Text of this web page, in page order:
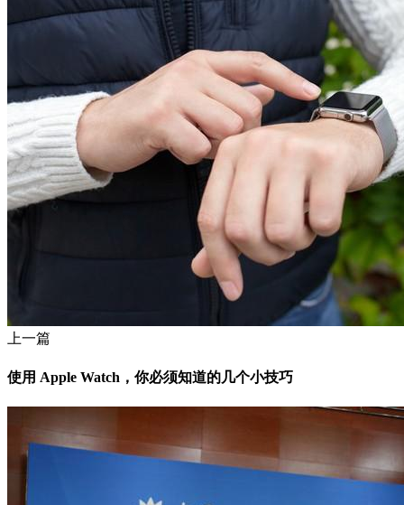
上一篇
使用 Apple Watch，你必须知道的几个小技巧